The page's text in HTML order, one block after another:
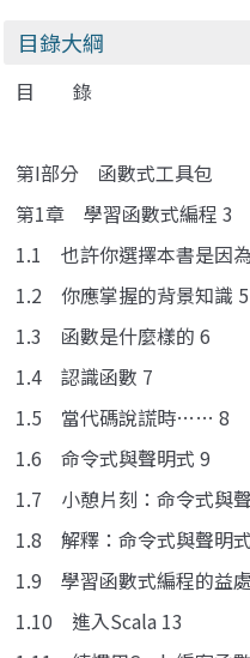
目錄大綱
目 錄
第I部分 函數式工具包
第1章 學習函數式編程 3
1.1 也許你選擇本書是
1.2 你應掌握的背景知識 5
1.3 函數是什麼樣的 6
1.4 認識函數 7
1.5 當代碼說謊時…… 8
1.6 命令式與聲明式 9
1.7 小憩片刻：命令式與
1.8 解釋：命令式與聲明
1.9 學習函數式編程的益
1.10 進入Scala 13